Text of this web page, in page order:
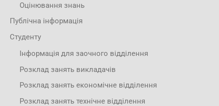
Оцінювання знань
Публічна інформація
Студенту
Інформація для заочного відділення
Розклад занять викладачів
Розклад занять економічне відділення
Розклад занять технічне відділення